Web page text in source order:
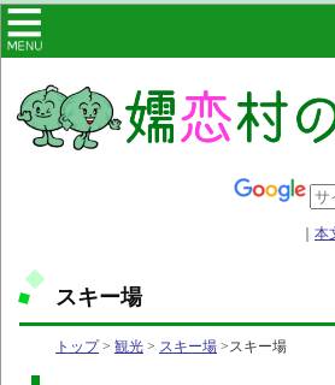
｜ 本
スキー場
トップ> 観光 > スキー場 >スキー場